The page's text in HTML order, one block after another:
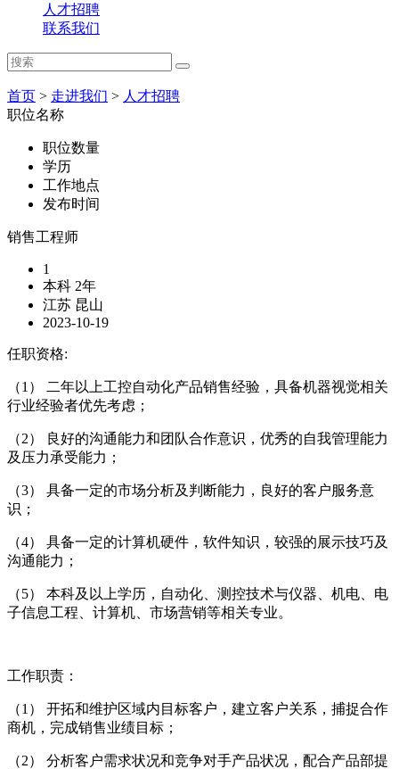
人才招聘
联系我们
首页 > 走进我们 > 人才招聘
职位名称
职位数量
学历
工作地点
发布时间
销售工程师
1
本科 2年
江苏 昆山
2023-10-19
任职资格:
（1） 二年以上工控自动化产品销售经验，具备机器视觉相关
行业经验者优先考虑；
（2） 良好的沟通能力和团队合作意识，优秀的自我管理能力
及压力承受能力；
（3） 具备一定的市场分析及判断能力，良好的客户服务意
识；
（4） 具备一定的计算机硬件，软件知识，较强的展示技巧及
沟通能力；
（5） 本科及以上学历，自动化、测控技术与仪器、机电、电
子信息工程、计算机、市场营销等相关专业。
工作职责：
（1） 开拓和维护区域内目标客户，建立客户关系，捕捉合作
商机，完成销售业绩目标；
（2） 分析客户需求状况和竞争对手产品状况，配合产品部提